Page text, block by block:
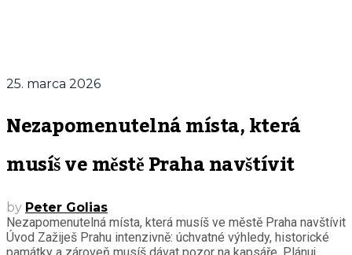
25. marca 2026
Nezapomenutelná místa, která
musíš ve městě Praha navštívit
by Peter Golias
Nezapomenutelná místa, která musíš ve městě Praha navštívit
Úvod Zažiješ Prahu intenzivně: úchvatné výhledy, historické